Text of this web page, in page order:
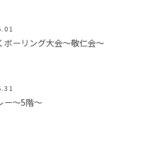
ボーリング大会～敬仁会～
ー～5階～